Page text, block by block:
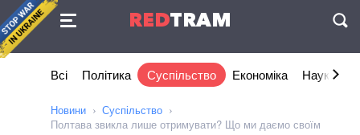
REDTRAM
Угода
Всі Політика Суспільство Економіка Наука та
Новини
Суспільство
Полтава звикла лише отримувати? Що ми даємо своїм